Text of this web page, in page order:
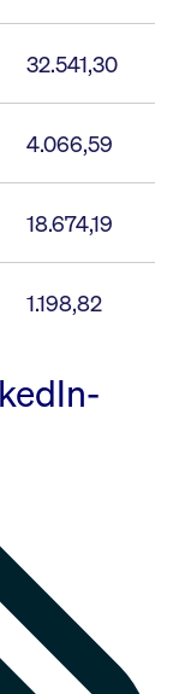
32.541,30
4.066,59
18.674,19
1.198,82